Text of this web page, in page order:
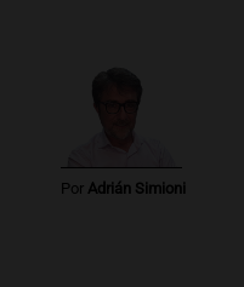
Por Adrián Simioni